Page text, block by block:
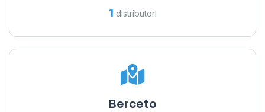
1 distributori
Berceto